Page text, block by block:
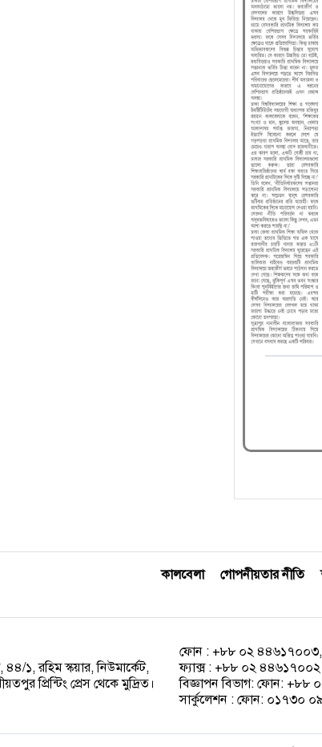
কালবেলা গোপনীয়তার নীতি
৪৪/১, রহিম স্কয়ার, নিউমার্কেট,
প্রিন্টিং প্রেস থেকে মুদ্রিত।
ফোন : +৮৮ ০২
ফ্যাক্স : +৮৮ ০২
বিজ্ঞাপন বিভাগ: ফোন:
সার্কুলেশন : ফোন: ০১৭৩০